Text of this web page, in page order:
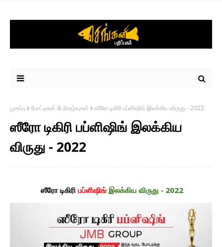
முகப்பு போட்டிகள் & நிகழ்வுகள் ஸீரோ டிகிரி பப்ளிஷிங் இலக்கிய விருது - 2022
ஸீரோ டிகிரி பப்ளிஷிங் இலக்கிய
விருது - 2022
ஸீரோ டிகிரி பப்ளிஷிங் இலக்கிய விருது - 2022